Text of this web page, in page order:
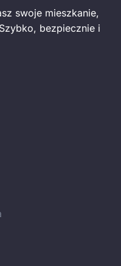
swoje mieszkanie,
bezpiecznie i